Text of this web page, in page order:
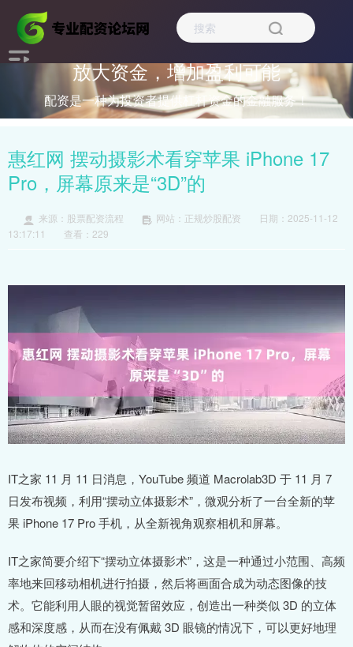
放大资金，增加盈利可能
配资是一种为投资者提供杠杆资金的金融服务！
惠红网 摆动摄影术看穿苹果 iPhone 17
Pro，屏幕原来是“3D”的
来源：股票配资流程 网站：正规炒股配资
日期：2025-11-12
13:17:11
查看：229
IT之家 11 月 11 日消息，YouTube 频道 Macrolab3D 于 11 月 7
日发布视频，利用“摆动立体摄影术”，微观分析了一台全新的苹
果 iPhone 17 Pro 手机，从全新视角观察相机和屏幕。
IT之家简要介绍下“摆动立体摄影术”，这是一种通过小范围、高频
率地来回移动相机进行拍摄，然后将画面合成为动态图像的技
术。它能利用人眼的视觉暂留效应，创造出一种类似 3D 的立体
感和深度感，从而在没有佩戴 3D 眼镜的情况下，可以更好地理